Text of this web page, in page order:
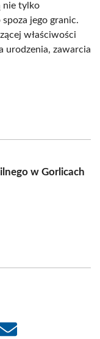
nie tylko
jego granic.
właściwości
urodzenia, zawarcia
w Gorlicach
Share